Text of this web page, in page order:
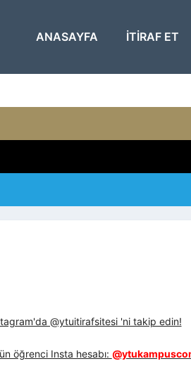
ANASAYFA ITIRAF ET
@ytuitirafsitesi 'ni takip edin!
öğrenci Insta hesabı: